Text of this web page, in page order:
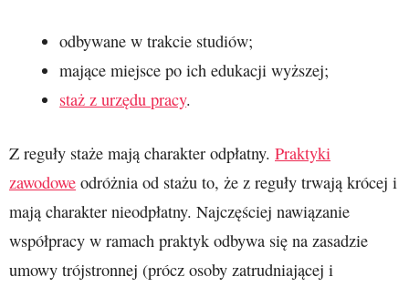
odbywane w trakcie studiów;
mające miejsce po ich edukacji wyższej;
staż z urzędu pracy.
Z reguły staże mają charakter odpłatny. Praktyki
zawodowe odróżnia od stażu to, że z reguły trwają krócej i
mają charakter nieodpłatny. Najczęściej nawiązanie
współpracy w ramach praktyk odbywa się na zasadzie
umowy trójstronnej (prócz osoby zatrudniającej i